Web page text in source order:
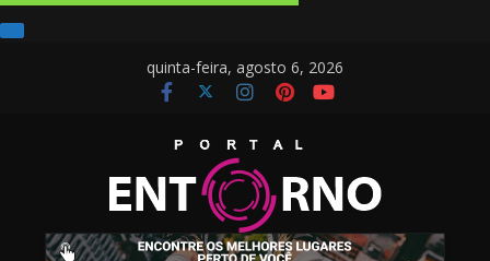
quinta-feira, agosto 6, 2026